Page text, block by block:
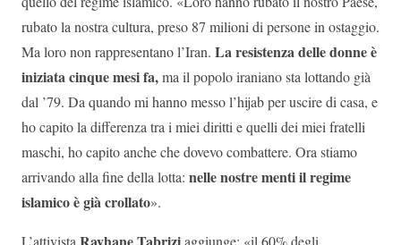
rubato la nostra cultura, preso 87 milioni di persone in ostaggio.
Ma loro non rappresentano l’Iran. La resistenza delle donne è
iniziata cinque mesi fa,ma il popolo iraniano sta lottando già
dal ’79. Da quando mi hanno messo l’hijab per uscire di casa, e
ho capito la differenza tra i miei diritti e quelli dei miei fratelli
maschi, ho capito anche che dovevo combattere. Ora stiamo
arrivando alla fine della lotta: nelle nostre menti il regime
islamico è già crollato».
L’attivista
aggiunge: «il 60% degli